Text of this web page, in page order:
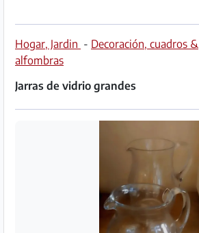
Privacidad
de
uso
Hogar, Jardin - Decoración, cuadros &
alfombras
Jarras de vidrio grandes